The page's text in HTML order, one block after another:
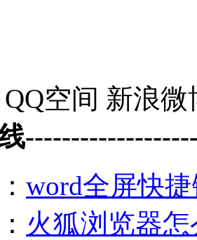
QQ空间 新浪微
word全屏快
火狐浏览器